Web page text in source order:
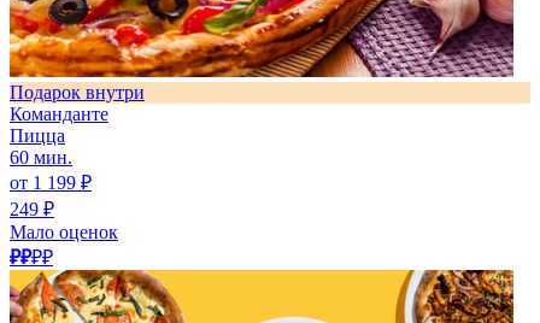
Подарок внутри
Команданте
Пицца
60 мин.
от 1 199 ₽
249 ₽
Мало оценок
₽₽₽₽